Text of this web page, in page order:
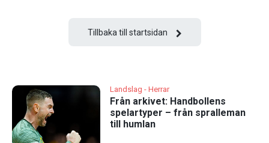
Tillbaka till startsidan
Landslag - Herrar
Från arkivet: Handbollens
spelartyper – från spralleman
till humlan